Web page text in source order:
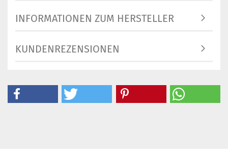
INFORMATIONEN ZUM HERSTELLER
KUNDENREZENSIONEN